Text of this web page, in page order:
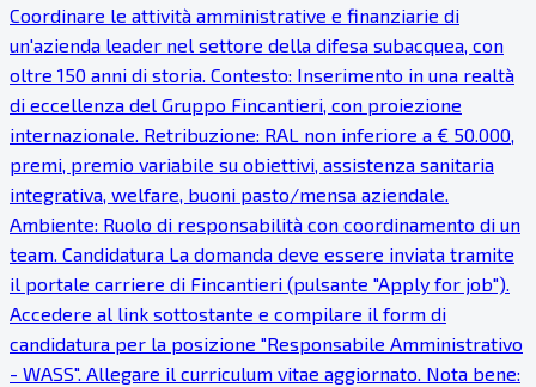
Coordinare le attività amministrative e finanziarie di
un'azienda leader nel settore della difesa subacquea, con
oltre 150 anni di storia. Contesto: Inserimento in una realtà
di eccellenza del Gruppo Fincantieri, con proiezione
internazionale. Retribuzione: RAL non inferiore a € 50.000,
premi, premio variabile su obiettivi, assistenza sanitaria
integrativa, welfare, buoni pasto/mensa aziendale.
Ambiente: Ruolo di responsabilità con coordinamento di un
team. Candidatura La domanda deve essere inviata tramite
il portale carriere di Fincantieri (pulsante "Apply for job").
Accedere al link sottostante e compilare il form di
candidatura per la posizione "Responsabile Amministrativo
- WASS". Allegare il curriculum vitae aggiornato. Nota bene: